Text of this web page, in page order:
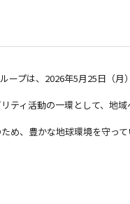
ープは、2026年5月25日（
ティ活動の一環として、地
め、豊かな地球環境を守っ